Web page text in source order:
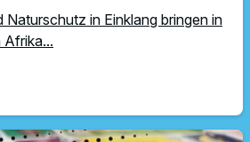
Naturschutz in Einklang bringen in
Afrika...